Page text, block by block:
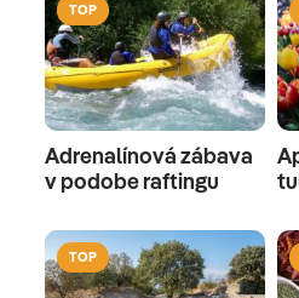
TOP
Adrenalínová zábava
v podobe raftingu
TOP